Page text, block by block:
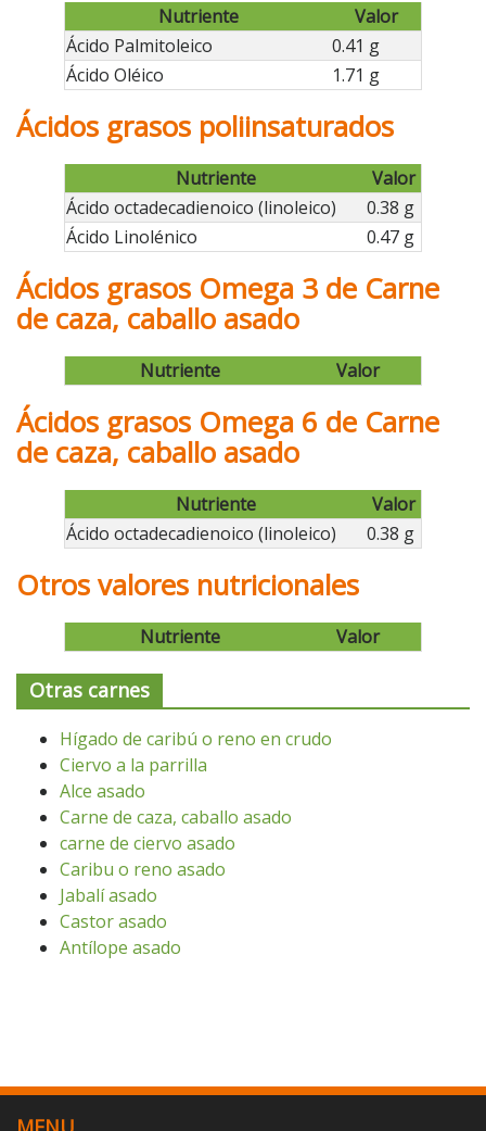
Nutriente
Valor
Ácido Palmitoleico
0.41 g
Ácido Oléico
1.71 g
Ácidos grasos poliinsaturados
Nutriente
Valor
Ácido octadecadienoico (linoleico)
0.38 g
Ácido Linolénico
0.47 g
Ácidos grasos Omega 3 de Carne
de caza, caballo asado
Nutriente Valor
Ácidos grasos Omega 6 de Carne
de caza, caballo asado
Nutriente
Valor
Ácido octadecadienoico (linoleico)
0.38 g
Otros valores nutricionales
Nutriente Valor
Otras carnes
Hígado de caribú o reno en crudo
Ciervo a la parrilla
Alce asado
Carne de caza, caballo asado
carne de ciervo asado
Caribu o reno asado
Jabalí asado
Castor asado
Antílope asado